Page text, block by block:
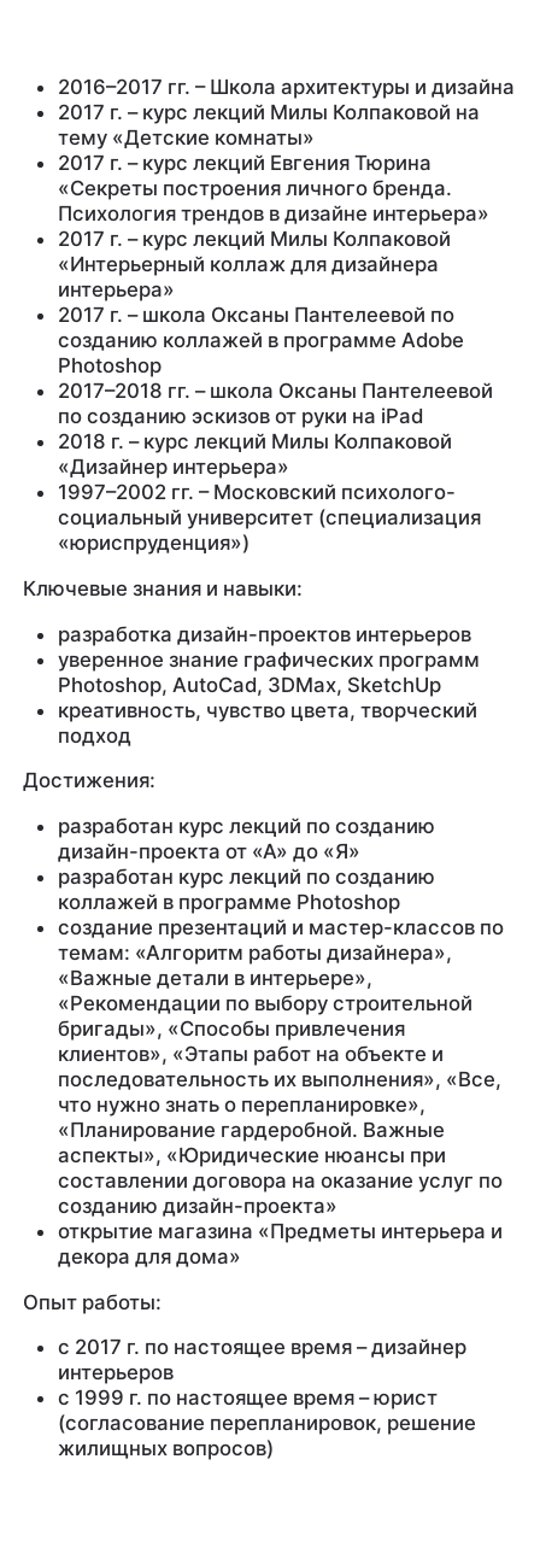
2016–2017 гг. – Школа архитектуры и дизайна
2017 г. – курс лекций Милы Колпаковой на
тему «Детские комнаты»
2017 г. – курс лекций Евгения Тюрина
«Секреты построения личного бренда.
Психология трендов в дизайне интерьера»
2017 г. – курс лекций Милы Колпаковой
«Интерьерный коллаж для дизайнера
интерьера»
2017 г. – школа Оксаны Пантелеевой по
созданию коллажей в программе Adobe
Photoshop
2017–2018 гг. – школа Оксаны Пантелеевой
по созданию эскизов от руки на iPad
2018 г. – курс лекций Милы Колпаковой
«Дизайнер интерьера»
1997–2002 гг. – Московский психолого-
социальный университет (специализация
«юриспруденция»)
Ключевые знания и навыки:
разработка дизайн-проектов интерьеров
уверенное знание графических программ
Photoshop, AutoCad, 3DMaх, SketchUp
креативность, чувство цвета, творческий
подход
Достижения:
разработан курс лекций по созданию
дизайн-проекта от «А» до «Я»
разработан курс лекций по созданию
коллажей в программе Photoshop
создание презентаций и мастер-классов по
темам: «Алгоритм работы дизайнера»,
«Важные детали в интерьере»,
«Рекомендации по выбору строительной
бригады», «Способы привлечения
клиентов», «Этапы работ на объекте и
последовательность их выполнения», «Все,
что нужно знать о перепланировке»,
«Планирование гардеробной. Важные
аспекты», «Юридические нюансы при
составлении договора на оказание услуг по
созданию дизайн-проекта»
открытие магазина «Предметы интерьера и
декора для дома»
Опыт работы:
с 2017 г. по настоящее время – дизайнер
интерьеров
с 1999 г. по настоящее время – юрист
(согласование перепланировок, решение
жилищных вопросов)